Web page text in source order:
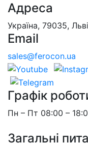
Адреса
Україна, 79035,
Email
sales@ferocon.ua
Графік
Пн – Пт 08:00 –
Загальні